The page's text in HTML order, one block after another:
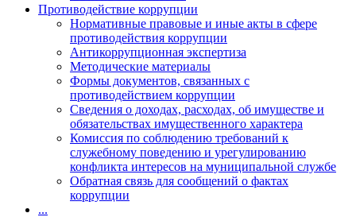
Противодействие коррупции
Нормативные правовые и иные акты в сфере
противодействия коррупции
Антикоррупционная экспертиза
Методические материалы
Формы документов, связанных с
противодействием коррупции
Сведения о доходах, расходах, об имуществе и
обязательствах имущественного характера
Комиссия по соблюдению требований к
служебному поведению и урегулированию
конфликта интересов на муниципальной службе
Обратная связь для сообщений о фактах
коррупции
...